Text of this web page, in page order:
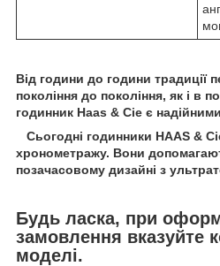
Від години до години традиції
покоління до покоління, як і в
годинник Haas & Cie є
Сьогодні годинники HAAS &
хронометражу. Вони
позачасовому дизайні з
Будь ласка, при
замовлення вказуйте
моделі.